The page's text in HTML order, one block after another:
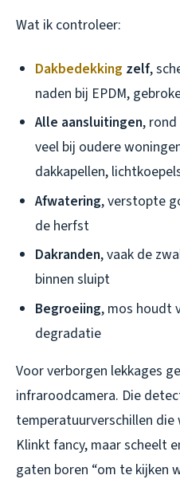
Wat ik controleer:
Dakbedekking zelf,
naden bij EPDM,
Alle aansluitingen,
veel bij oudere
dakkapellen,
Afwatering, verstopte
de herfst
Dakranden, vaak de
binnen sluipt
Begroeiing, mos houdt
degradatie
Voor verborgen lekkages
infraroodcamera. Die
temperatuurverschillen
Klinkt fancy, maar scheelt
gaten boren “om te kijken